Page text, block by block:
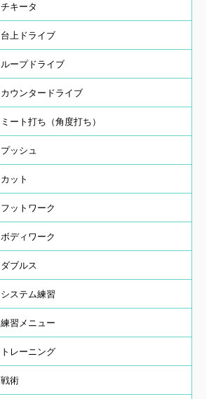
チキータ
台上ドライブ
ループドライブ
カウンタードライブ
ミート打ち（角度打ち）
プッシュ
カット
フットワーク
ボディワーク
ダブルス
システム練習
練習メニュー
トレーニング
戦術